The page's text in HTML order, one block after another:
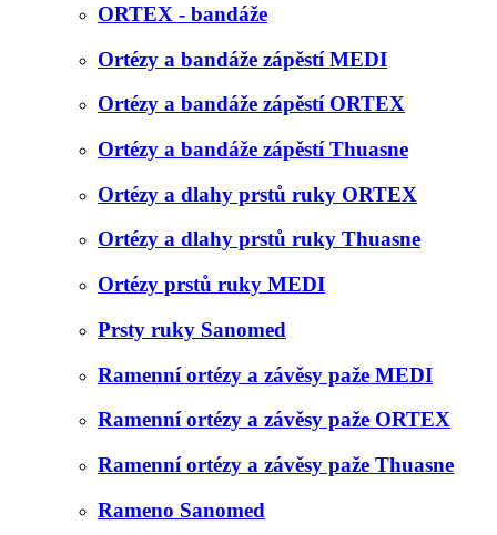
ORTEX - bandáže
Ortézy a bandáže zápěstí MEDI
Ortézy a bandáže zápěstí ORTEX
Ortézy a bandáže zápěstí Thuasne
Ortézy a dlahy prstů ruky ORTEX
Ortézy a dlahy prstů ruky Thuasne
Ortézy prstů ruky MEDI
Prsty ruky Sanomed
Ramenní ortézy a závěsy paže MEDI
Ramenní ortézy a závěsy paže ORTEX
Ramenní ortézy a závěsy paže Thuasne
Rameno Sanomed